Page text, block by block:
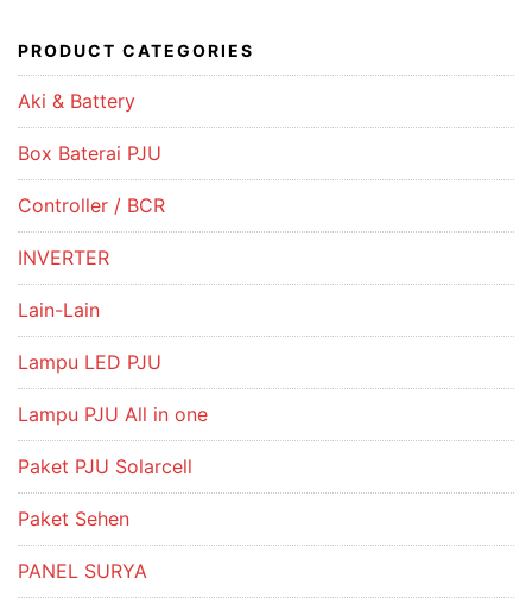
PRODUCT CATEGORIES
Aki & Battery
Box Baterai PJU
Controller / BCR
INVERTER
Lain-Lain
Lampu LED PJU
Lampu PJU All in one
Paket PJU Solarcell
Paket Sehen
PANEL SURYA